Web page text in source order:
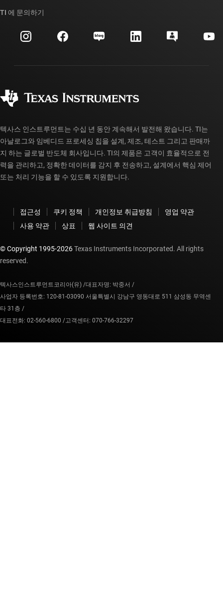
투자 관계
제조
대체품 검색
고객 지원 센터
myTI 계정 FAQ
주문 FAQ
TI 에 문의하기
텍사스 인스트루먼트는 수십 년 동안 계속해서 발전해 왔습니다. TI는
아날로그와 임베디드 프로세싱 칩을 설계, 제조, 테스트 그리고 판매까
지 하는 글로벌 반도체 회사입니다. TI의 제품은 고객이 효율적으로 전
력을 관리하고, 정확한 데이터를 감지 후 전송하고, 설계에서 핵심 제어
또는 처리 기능을 할 수 있도록 지원합니다.
접근성 쿠키 정책 개인정보 취급방침
영업 약관
사용 약관
상표 웹 사이트 의견
© Copyright 1995-2026Texas Instruments Incorporated. All rights
reserved.
텍사스인스트루먼트코리아(유) /대표자명: 박중서 /
사업자 등록번호: 120-81-03090 서울특별시 강남구 영동대로 511 삼성동 무역센
타 31층 /
대표전화: 02-560-6800 /고객센터: 070-766-32297